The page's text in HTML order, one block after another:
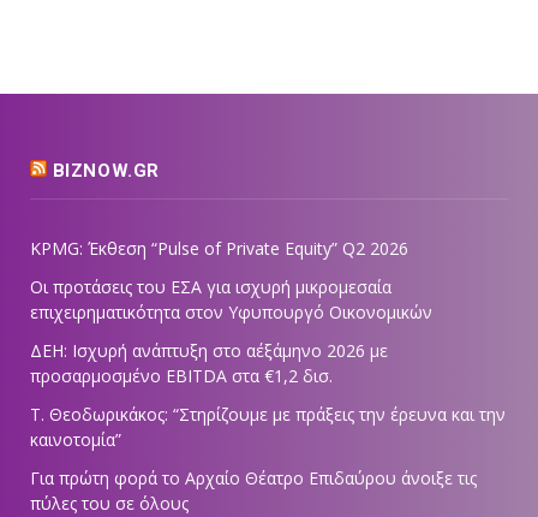
BIZNOW.GR
KPMG: Έκθεση “Pulse of Private Equity” Q2 2026
Οι προτάσεις του ΕΣΑ για ισχυρή μικρομεσαία
επιχειρηματικότητα στον Υφυπουργό Οικονομικών
ΔΕΗ: Ισχυρή ανάπτυξη στο α΄εξάμηνο 2026 με
προσαρμοσμένο EBITDA στα €1,2 δισ.
Τ. Θεοδωρικάκος: “Στηρίζουμε με πράξεις την έρευνα και την
καινοτομία”
Για πρώτη φορά το Αρχαίο Θέατρο Επιδαύρου άνοιξε τις
πύλες του σε όλους